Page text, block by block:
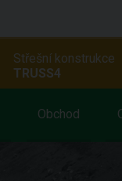
Obchod
Střešní konstrukce
TRUSS4